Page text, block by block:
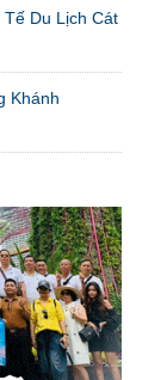
Du Lịch Cát
Khánh